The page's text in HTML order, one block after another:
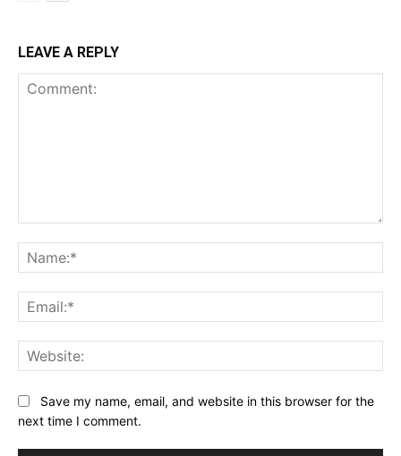
LEAVE A REPLY
Save my name, email, and website in this browser for the
next time I comment.